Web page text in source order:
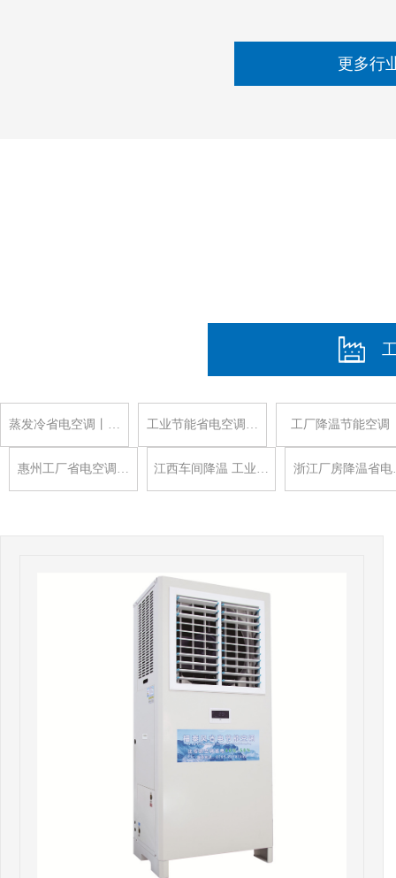
更多行
蒸发冷省电空调丨… 工业节能省电空调… 工厂降温节能空调
惠州工厂省电空调… 江西车间降温 工业… 浙江厂房降温省